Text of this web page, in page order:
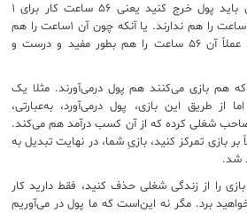
کار کنید و برای بازی‌‌کردن باید پول خرج کنید یعنی ۵۶ ساعت کار برای ۱
ساعت بازی. بسیاری آن ۱ ساعت را هم ندارند. یا آنکه چون آن ۱ساعت را هم
نمی‌توانند اختصاص دهند عملاً آن ۵۶ ساعت را هم بطور مفید و درست و
هم بازی می‌کنند هم پول درمی‌آورند. مثلا یک
از طریق این بازی، پول درمی‌آورد، به‌عبارتی،
صاحب شغلی کرده که از آن کسب درآمد هم می‌کند.
بر بازی تمرکز کنید، بازیِ شما، در نهایت تبدیل به
شد.
بازی را از زندگی شغلی حذف کنید، فقط دارید کار
برد. مگر نه این‌است که ما پول در می‌آوریم